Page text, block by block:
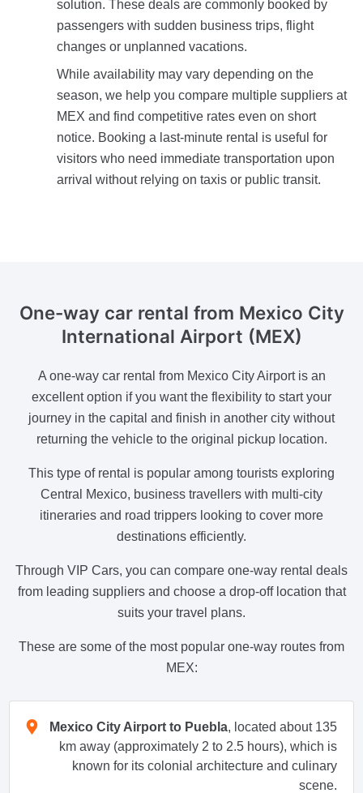
solution. These deals are commonly booked by
passengers with sudden business trips, flight
changes or unplanned vacations.
While availability may vary depending on the
season, we help you compare multiple suppliers at
MEX and find competitive rates even on short
notice. Booking a last-minute rental is useful for
visitors who need immediate transportation upon
arrival without relying on taxis or public transit.
One-way car rental from Mexico City
International Airport (MEX)
A one-way car rental from Mexico City Airport is an
excellent option if you want the flexibility to start your
journey in the capital and finish in another city without
returning the vehicle to the original pickup location.
This type of rental is popular among tourists exploring
Central Mexico, business travellers with multi-city
itineraries and road trippers looking to cover more
destinations efficiently.
Through VIP Cars, you can compare one-way rental deals
from leading suppliers and choose a drop-off location that
suits your travel plans.
These are some of the most popular one-way routes from
MEX:
Mexico City Airport to Puebla, located about 135
km away (approximately 2 to 2.5 hours), which is
known for its colonial architecture and culinary
scene.